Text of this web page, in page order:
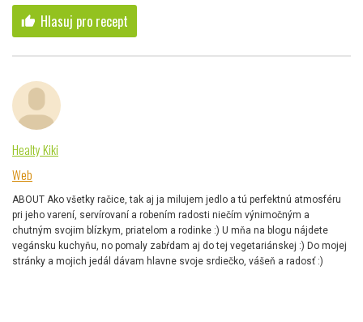
thumb_up Hlasuj pro recept
Healty Kiki
Web
ABOUT Ako všetky račice, tak aj ja milujem jedlo a tú perfektnú atmosféru
pri jeho varení, servírovaní a robením radosti niečím výnimočným a
chutným svojim blízkym, priatelom a rodinke :) U mňa na blogu nájdete
vegánsku kuchyňu, no pomaly zabŕdam aj do tej vegetariánskej :) Do mojej
stránky a mojich jedál dávam hlavne svoje srdiečko, vášeň a radosť :)